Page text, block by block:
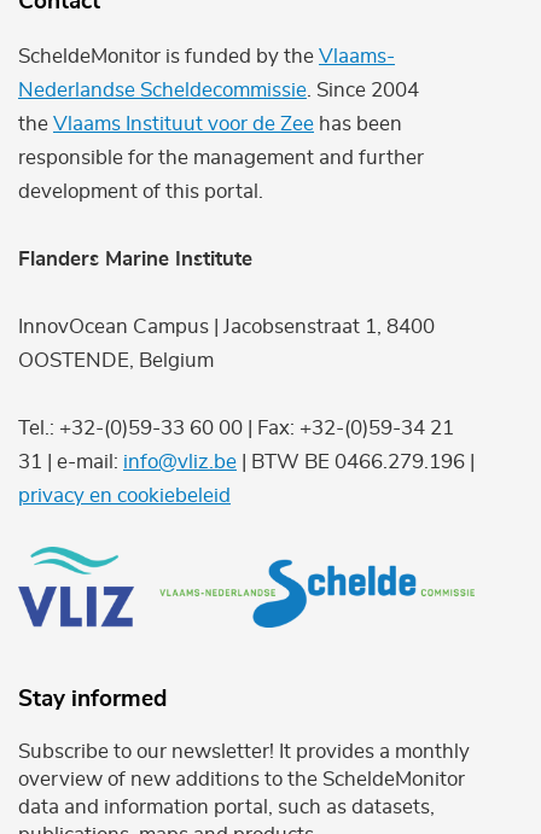
ScheldeMonitor is funded by the Vlaams-
Nederlandse Scheldecommissie . Since 2004
the Vlaams Instituut voor de Zee has been
responsible for the management and further
development of this portal.
Flanders Marine Institute
InnovOcean Campus | Jacobsenstraat 1, 8400
OOSTENDE, Belgium
Tel.: +32-(0)59-33 60 00 | Fax: +32-(0)59-34 21
31 | e-mail: info@vliz.be | BTW BE 0466.279.196 |
privacy en cookiebeleid
Stay informed
Subscribe to our newsletter! It provides a monthly
overview of new additions to the ScheldeMonitor
data and information portal, such as datasets,